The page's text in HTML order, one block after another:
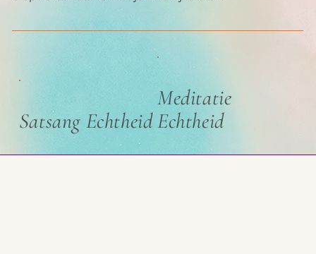
Satsang Echtheid
Meditatie
Echtheid